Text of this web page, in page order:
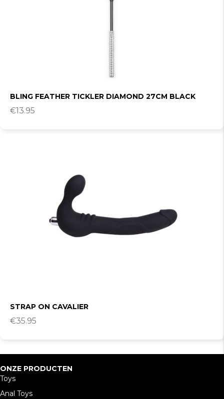
BLING FEATHER TICKLER DIAMOND 27CM BLACK
€13.95
STRAP ON CAVALIER
€35.95
ONZE PRODUCTEN
Toys
Anal Toys